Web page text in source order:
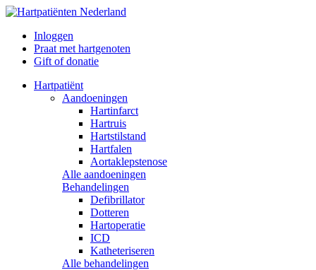
Inloggen
Praat met hartgenoten
Gift of donatie
Hartpatiënt
Aandoeningen
Hartinfarct
Hartruis
Hartstilstand
Hartfalen
Aortaklepstenose
Alle aandoeningen
Behandelingen
Defibrillator
Dotteren
Hartoperatie
ICD
Katheteriseren
Alle behandelingen